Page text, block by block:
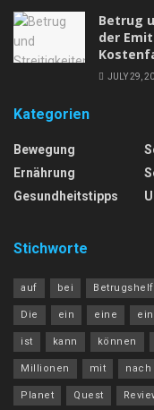
Betrug
der
JULY 29,
Kategorien
Bewegung
Ernährung
Gesundheitstipps
Stichworte
auf bei
Die ein eine
ist kann können
Millionen mit nach
Planet Quest